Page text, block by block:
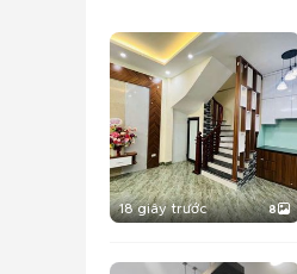
18 giây trước 8